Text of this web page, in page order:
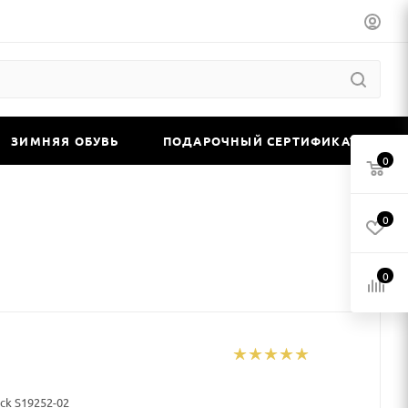
ЗИМНЯЯ ОБУВЬ ПОДАРОЧНЫЙ СЕРТИФИКАТ
S19252-02
0
0
0